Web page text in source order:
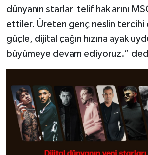
dünyanın starları telif haklarını
ettiler. Üreten genç neslin tercihi
güçle, dijital çağın hızına ayak
büyümeye devam ediyoruz.”